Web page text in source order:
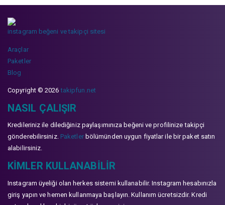
instagram beğeni ve takipçi sitesi
Araçlar
Paketler
Blog
Copyright © 2026takipfun.net
NASIL ÇALIŞIR
Kredileriniz ile dilediğiniz paylaşımınıza beğeni ve profilinize takipçi
gönderebilirsiniz. Paketlerbölümünden uygun fiyatlar ile bir paket satın
alabilirsiniz.
KIMLER KULLANABILIR
Instagram üyeliği olan herkes sistemi kullanabilir. Instagram hesabınızla
giriş yapın ve hemen kullanmaya başlayın. Kullanım ücretsizdir. Kredi